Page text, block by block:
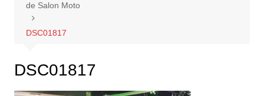
de Salon Moto
DSC01817
DSC01817